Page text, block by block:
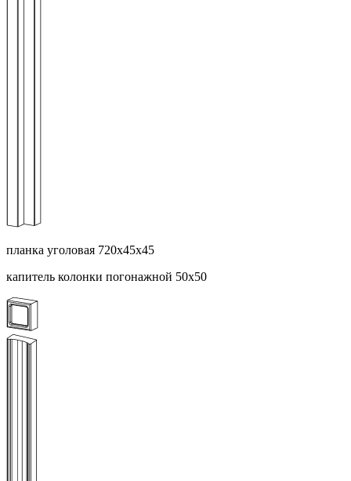
планка уголовая 720х45х45
капитель колонки погонажной 50х50